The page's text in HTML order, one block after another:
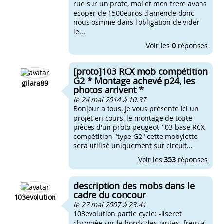
rue sur un proto, moi et mon frere avons
ecoper de 1500euros d'amende donc
nous osmme dans l'obligation de vider
le...
Voir les 0 réponses
gilara89
[proto]103 RCX mob compétition
G2 * Montage achevé p24, les
photos arrivent *
le 24 mai 2014 à 10:37
Bonjour a tous, Je vous présente ici un
projet en cours, le montage de toute
pièces d'un proto peugeot 103 base RCX
compétition "type G2" cette mobylette
sera utilisé uniquement sur circuit...
Voir les 353 réponses
103evolution
description des mobs dans le
cadre du concour
le 27 mai 2007 à 23:41
103evolution partie cycle: -liseret